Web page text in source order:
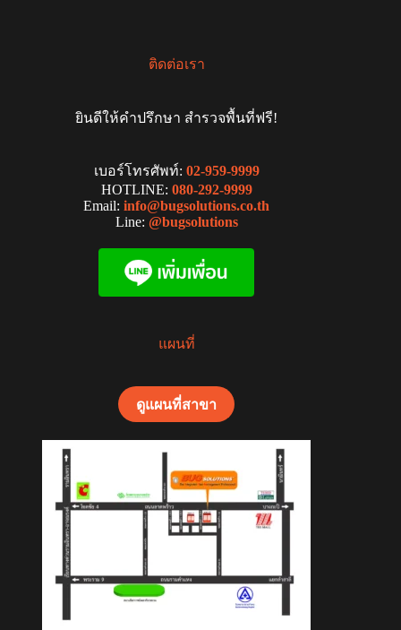
ติดต่อเรา
ยินดีให้คำปรึกษา สำรวจพื้นที่ฟรี!
เบอร์โทรศัพท์: 02-959-9999
HOTLINE: 080-292-9999
Email:info@bugsolutions.co.th
Line: @bugsolutions
แผนที่
ดูแผนที่สาขา